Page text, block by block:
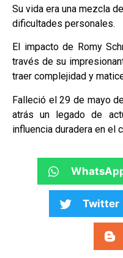
Su vida era una mezcla
dificultades personales.
El impacto de Romy
través de su
traer complejidad y
Falleció el 29 de mayo
atrás un legado de
influencia duradera en el
Twitter